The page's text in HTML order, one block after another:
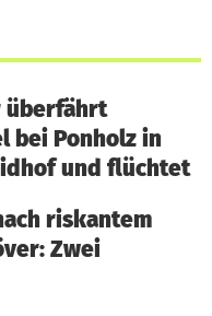
überfährt
bei Ponholz in
und flüchtet
riskantem
Zwei